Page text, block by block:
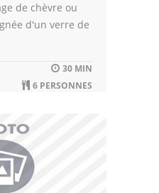
de chèvre ou
d'un verre de
30 MIN
6 PERSONNES